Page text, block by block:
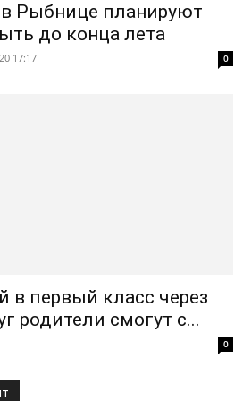
Рыбнице планируют
до конца лета
17:17 0
в первый класс через
родители смогут с...
0